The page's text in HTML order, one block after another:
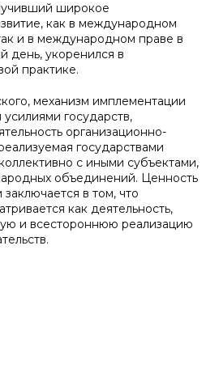
широкое
как в международном
и в международном праве в
день, укоренился в
практике.
механизм имплементации
усилиями государств,
организационно-
государствами
с иными субъектами,
объединений. Ценность
в том, что
как деятельность,
и всестороннюю реализацию